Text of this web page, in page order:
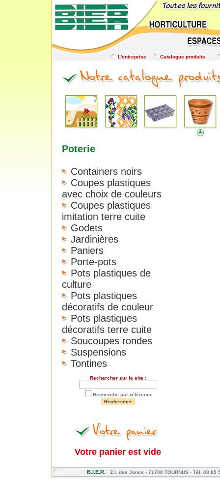
L'entreprise Catalogue produits
Poterie
Containers noirs
Coupes plastiques
avec choix de couleurs
Coupes plastiques
imitation terre cuite
Godets
Jardinières
Paniers
Porte-pots
Pots plastiques de
culture
Pots plastiques
décoratifs de couleur
Pots plastiques
décoratifs terre cuite
Soucoupes rondes
Suspensions
Tontines
Rechercher sur le site :
Recherche par référence
Votre panier est vide
B.I.E.R. Z.I. des Joncs - 71700 TOURNUS - Tél. 03